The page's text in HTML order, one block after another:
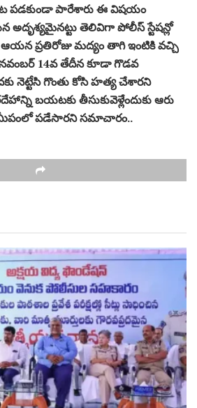
పడకుండా పారేశారు ఈ విషయం
తెలివిగా పోలీస్ స్టేషన్లో
ఆయన ప్రతిరోజు మద్యం తాగి ఇంటికి వచ్చి
14వ తేదీన కూడా గొడవ
నెట్టేసి గొంతు కోసి హత్య చేశారని
బయటకు తీసుకువెళ్లేందుకు ఆరు
పడేసారని సమాచారం..